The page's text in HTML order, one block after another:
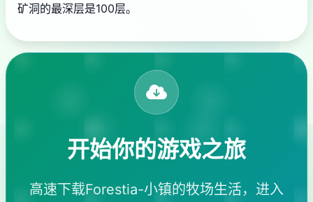
矿洞的最深层是100层。
开始你的游戏之旅
高速下载Forestia-小镇的牧场生活，进入